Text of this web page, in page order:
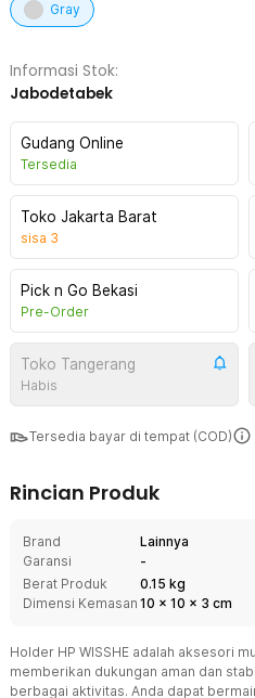
Gray
Informasi Stok:
Jabodetabek
Gudang Online
Tersedia
Toko Jakarta Barat
sisa 3
Pick n Go Bekasi
Pre-Order
Toko Tangerang
Habis
Tersedia bayar di tempat (COD)
Rincian Produk
Brand
Lainnya
Garansi
-
Berat Produk
0.15 kg
Dimensi Kemasan 10 x 10 x 3 cm
Holder HP WISSHE adalah aksesori
memberikan dukungan aman dan
berbagai aktivitas. Anda dapat